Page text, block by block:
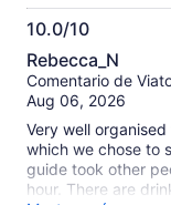
10.0/10
10.0
de
10
Rebecca_N
Comentario de
Aug 06, 2026
Very well
which we chose to
guide took other
hour. There are